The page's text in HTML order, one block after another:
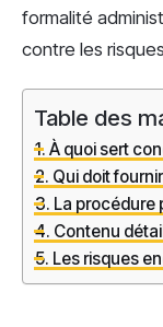
formalité
contre les
Table des
À quoi sert
Qui doit
La procédure
Contenu
Les risques